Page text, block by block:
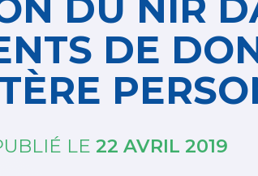
DU NIR
DE
LE22 AVRIL 2019